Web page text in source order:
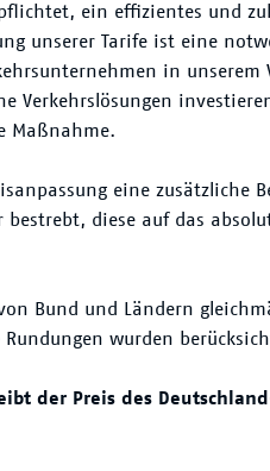
ein effizientes und
unserer Tarife ist eine
in unserem
Verkehrslösungen
Maßnahme.
eine zusätzliche
bestrebt, diese auf das
Bund und Ländern
wurden
der Preis des